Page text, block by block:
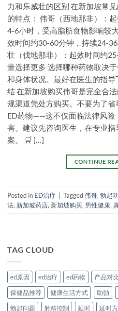
力和乐威壮的区别 在新加坡常
的特点： 伟哥（西地那非）：
4-6小时，受高脂肪食物影响较
效时间约30-60分钟，持续24-
壮（伐地那非）：起效时间约
量选择更多 选择哪种药物取决
和身体状况。最好在医生的指
结 在新加坡购买伟哥是完全合
规渠道凭处方购买。不要为了
ED药物——这不仅面临法律风险
害。建议先咨询医生，在专业
案。 🛒 […]
CONTINUE
Posted in ED治疗 Tagged伟哥, 勃起
法, 新加坡药店, 新加坡购买, 男性健康,
TAG CLOUD
ed原因 ed治疗 ed药物 产品对
保健品推荐
健康生活方式 助勃
勃起问题
射精控制 延时 延时